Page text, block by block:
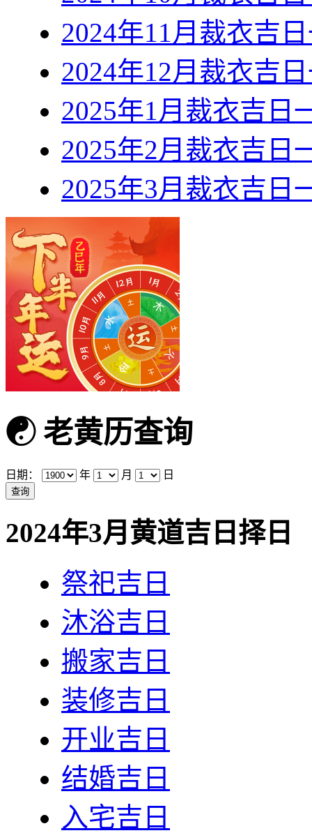
2024年11月裁衣吉
2024年12月裁衣吉
2025年1月裁衣吉日
2025年2月裁衣吉日
2025年3月裁衣吉日
☯老黄历查询
日期： 年 月 日
2024年3月黄道吉日择日
祭祀吉日
沐浴吉日
搬家吉日
装修吉日
开业吉日
结婚吉日
入宅吉日